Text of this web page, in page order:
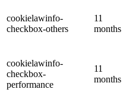
cookielawinfo-
checkbox-others
11
months
cookielawinfo-
checkbox-
performance
11
months